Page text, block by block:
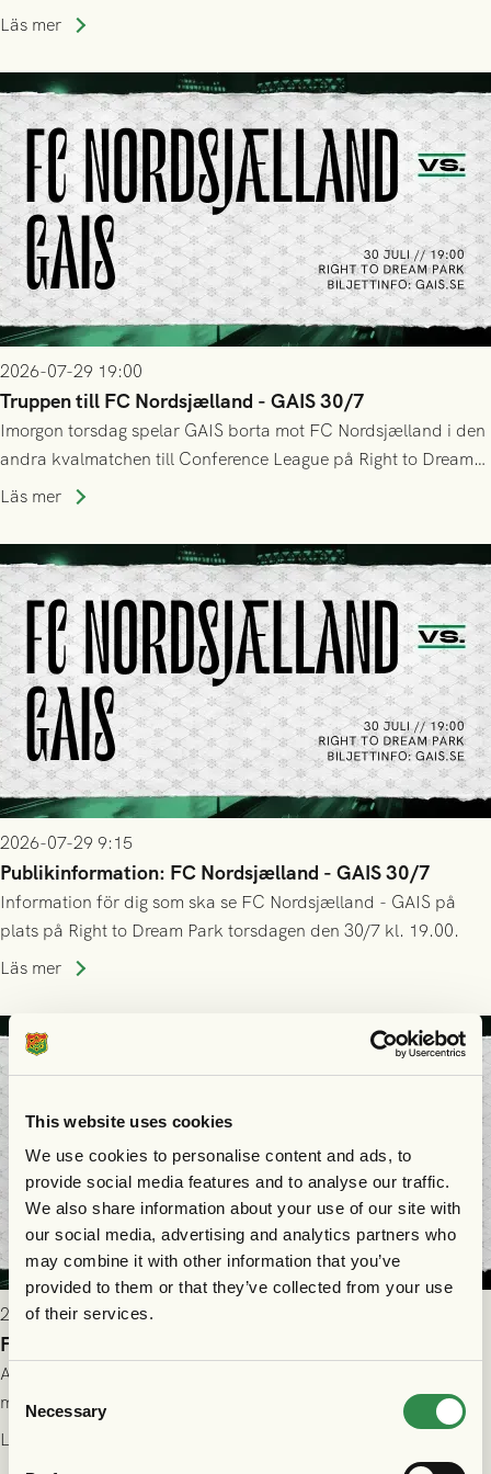
This website uses cookies
We use cookies to personalise content and ads, to
provide social media features and to analyse our traffic.
We also share information about your use of our site with
our social media, advertising and analytics partners who
may combine it with other information that you’ve
provided to them or that they’ve collected from your use
of their services.
Selection
Necessary
upphöra efter mindre än kvarten spelad. På lika mark visade
tennissiffror och det grönsvarta europaäventyret tog slut.
Läs mer
2026-07-29 19:00
Truppen till FC Nordsjælland - GAIS 30/7
Imorgon torsdag spelar GAIS borta mot FC Nordsjælland i den
andra kvalmatchen till Conference League på Right to Dream
Park! Fredrik Holmberg och ledarstaben har tagit ut följande
Läs mer
2026-07-29 9:15
Publikinformation: FC Nordsjælland - GAIS 30/7
Information för dig som ska se FC Nordsjælland - GAIS på
plats på Right to Dream Park torsdagen den 30/7 kl. 19.00.
Läs mer
2026-07-28 17:36
FC Nordsjælland borta: Biljettuthämtning
All information om hur du byter ditt värdebevis mot
matchbiljett på plats i Danmark, samt vad som gäller för dig
som står på reservlista eller fått förhinder.
Läs mer